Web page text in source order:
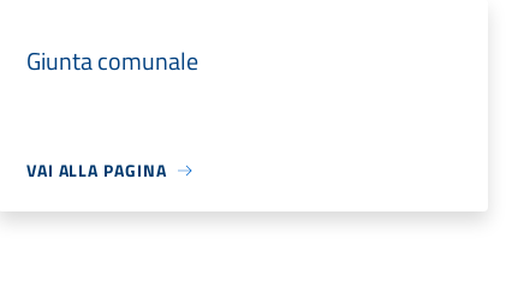
Giunta comunale
VAI ALLA PAGINA